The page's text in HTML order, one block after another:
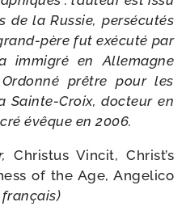
de la Russie, per­sé­cu­tés
​père fut exé­cu­té par
immi­gré en Allemagne
prêtre pour les
Sainte-​Croix, doc­teur en
évêque en 2006.
Christus Vincit, Christ’s
of the Age, Angelico